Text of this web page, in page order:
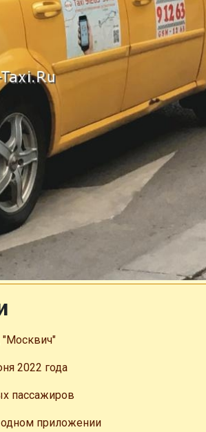
"Москвич"
2022 года
пассажиров
приложении